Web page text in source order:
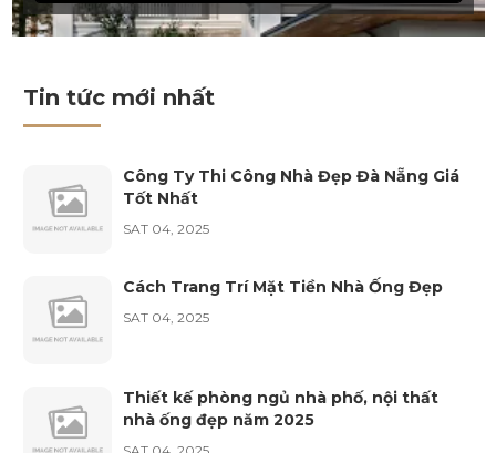
vừa đăng kí lịch tư vấn nội thất
Lê Sỹ Anh
Phan Thanh Hòa
vừa đăng kí lịch tư vấn nội thất
Phan Thị Ánh Nguyệt
vừa đăng kí lịch tư vấn nội thất
Tin tức mới nhất
Công Ty Thi Công Nhà Đẹp Đà Nẵng Giá
Tốt Nhất
SAT 04, 2025
Cách Trang Trí Mặt Tiền Nhà Ống Đẹp
SAT 04, 2025
Thiết kế phòng ngủ nhà phố, nội thất
nhà ống đẹp năm 2025